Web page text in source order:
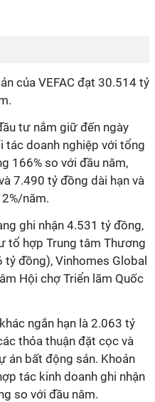
của VEFAC đạt 30.514 tỷ
tư nắm giữ đến ngày
tác doanh nghiệp với tổng
166% so với đầu năm,
7.490 tỷ đồng dài hạn và
năm.
ghi nhận 4.531 tỷ đồng,
tổ hợp Trung tâm Thương
tỷ đồng), Vinhomes Global
Hội chợ Triển lãm Quốc
ngắn hạn là 2.063 tỷ
thỏa thuận đặt cọc và
án bất động sản. Khoản
tác kinh doanh ghi nhận
so với đầu năm.